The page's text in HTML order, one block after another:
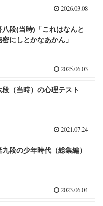
2026.03.08
八段(当時)「これはなんと
にしとかなあかん」
2025.06.03
段（当時）の心理テスト
2021.07.24
段の少年時代（総集編）
2023.06.04